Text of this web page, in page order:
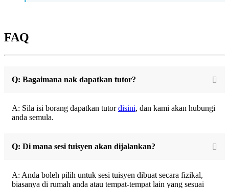
FAQ
Q: Bagaimana nak dapatkan tutor?
A: Sila isi borang dapatkan tutordisini, dan kami akan hubungi
anda semula.
Q: Di mana sesi tuisyen akan dijalankan?
A: Anda boleh pilih untuk sesi tuisyen dibuat secara fizikal,
biasanya di rumah anda atau tempat-tempat lain yang sesuai